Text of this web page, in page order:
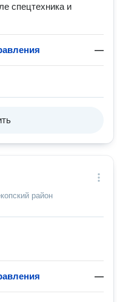
спецтехника и
—
район
—